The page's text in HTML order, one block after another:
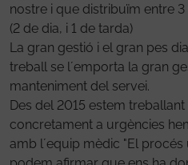
nostre i que distribuïm entre
(2 de dia, i 1 de tarda)
La gran gestió i el gran pes
treball se l´emporta la gran
manteniment del servei.
Des del 2015 estem
concretament a urgències
amb l´equip mèdic "El procés